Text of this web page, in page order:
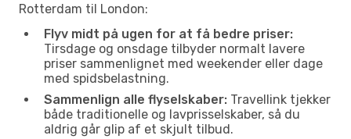
Rotterdam til London:
Flyv midt på ugen for at få bedre priser:
Tirsdage og onsdage tilbyder normalt lavere
priser sammenlignet med weekender eller dage
med spidsbelastning.
Sammenlign alle flyselskaber: Travellink tjekker
både traditionelle og lavprisselskaber, så du
aldrig går glip af et skjult tilbud.